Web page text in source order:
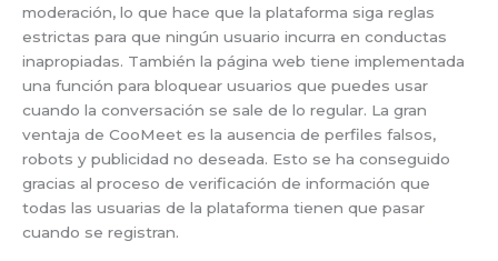
moderación, lo que hace que la plataforma siga reglas
estrictas para que ningún usuario incurra en conductas
inapropiadas. También la página web tiene implementada
una función para bloquear usuarios que puedes usar
cuando la conversación se sale de lo regular. La gran
ventaja de CooMeet es la ausencia de perfiles falsos,
robots y publicidad no deseada. Esto se ha conseguido
gracias al proceso de verificación de información que
todas las usuarias de la plataforma tienen que pasar
cuando se registran.